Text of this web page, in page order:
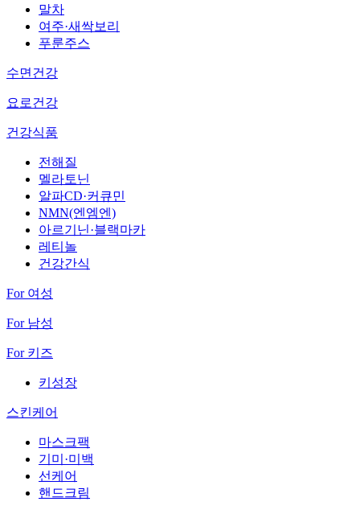
말차
여주·새싹보리
푸룬주스
수면건강
요로건강
건강식품
전해질
멜라토닌
알파CD·커큐민
NMN(엔엠엔)
아르기닌·블랙마카
레티놀
건강간식
For 여성
For 남성
For 키즈
키성장
스킨케어
마스크팩
기미·미백
선케어
핸드크림